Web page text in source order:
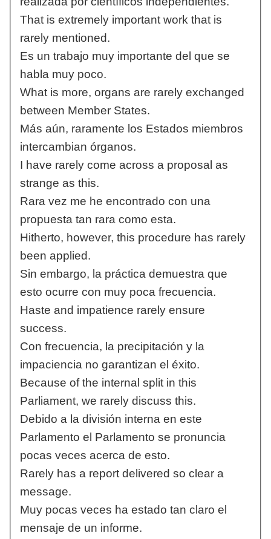
That is extremely important work that is
rarely mentioned.
Es un trabajo muy importante del que se
habla muy poco.
What is more, organs are rarely exchanged
between Member States.
Más aún, raramente los Estados miembros
intercambian órganos.
I have rarely come across a proposal as
strange as this.
Rara vez me he encontrado con una
propuesta tan rara como esta.
Hitherto, however, this procedure has rarely
been applied.
Sin embargo, la práctica demuestra que
esto ocurre con muy poca frecuencia.
Haste and impatience rarely ensure
success.
Con frecuencia, la precipitación y la
impaciencia no garantizan el éxito.
Because of the internal split in this
Parliament, we rarely discuss this.
Debido a la división interna en este
Parlamento el Parlamento se pronuncia
pocas veces acerca de esto.
Rarely has a report delivered so clear a
message.
Muy pocas veces ha estado tan claro el
mensaje de un informe.